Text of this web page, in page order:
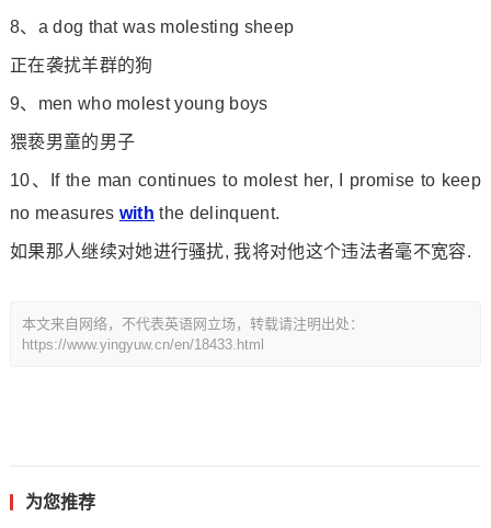
8、a dog that was molesting sheep
正在袭扰羊群的狗
9、men who molest young boys
猥亵男童的男子
10、If the man continues to molest her, I promise to keep
no measures with the delinquent.
如果那人继续对她进行骚扰, 我将对他这个违法者毫不宽容.
本文来自网络，不代表英语网立场，转载请注明出处：
https://www.yingyuw.cn/en/18433.html
为您推荐